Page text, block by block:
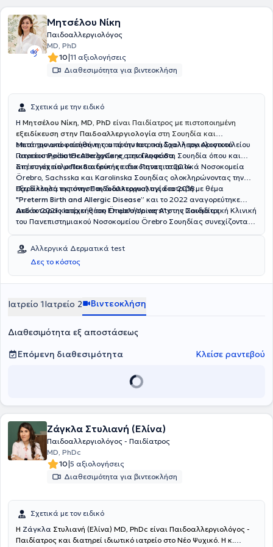
Μητσέλου Νίκη
Παιδοαλλεργιολόγος
MD, PhD
10|11 αξιολογήσεις
Διαθεσιμότητα για βιντεοκλήση
Σχετικά με την ειδικό
Η Μητσέλου Νίκη, MD, PhD είναι Παιδίατρος με πιστοποιημένη
εξειδίκευση στην Παιδοαλλεργιολογία στη Σουηδία και
επιστημονικά υπεύθυνη του πρότυπου παιδοαλλεργιολογικού
ιατρείουPediatricAllergyCareστηνΓλυφάδα.
Μετά την αποφοίτησή της από την Ιατρική Σχολή του Αριστοτελείου
Πανεπιστημίου Θεσσαλονίκης, μετοίκησε στη Σουηδία όπου και
απέκτησε τίτλοΠαιδιατρικήςειδικότητας το 2014.
Στη συνέχεια μετεκπαιδεύτηκε στα Πανεπιστημιακά Νοσοκομεία
Örebro, Sachsska και Karolinska Σουηδίας ολοκληρώνοντας την
εξειδίκευσή της στηνΠαιδοαλλεργιολογίατο 2018.
Παράλληλα εκπόνησε τη διδακτορική της διατριβή με θέμα
"Preterm Birth and Allergic Disease” και το 2022 αναγορεύτηκε
ΔιδάκτοραςΙατρικής του Örebro University της Σουηδίας.
Από το 2021 κατέχει θέση Επιμελήτριας Α'στην Παιδιατρική Κλινική
του Πανεπιστημιακού Νοσοκομείου Örebro Σουηδίας συνεχίζοντας
Αλλεργικά Δερματικά test
Δες το κόστος
Ιατρείο 1Ιατρείο 2 Βιντεοκλήση
Διαθεσιμότητα εξ αποστάσεως
Επόμενη διαθεσιμότητα
Κλείσε ραντεβού
Ζάγκλα Στυλιανή (Ελίνα)
Παιδοαλλεργιολόγος - Παιδίατρος
MD, PhDc
10|5 αξιολογήσεις
Διαθεσιμότητα για βιντεοκλήση
Σχετικά με τον ειδικό
Η Ζάγκλα Στυλιανή (Ελίνα) MD, PhDc είναι Παιδοαλλεργιολόγος -
Παιδίατρος και διατηρεί ιδιωτικό ιατρείο στο Νέο Ψυχικό. Η κ.